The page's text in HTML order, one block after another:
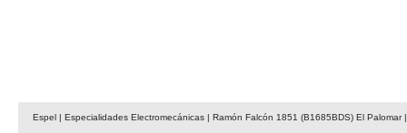
Espel | Especialidades Electromecánicas | Ramón Falcón 1851 (B1685BDS) El